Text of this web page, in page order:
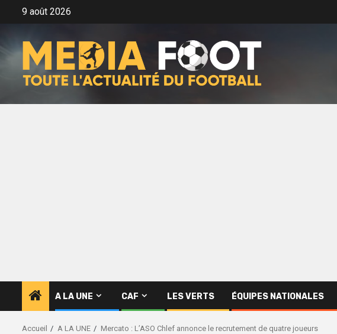
9 août 2026
A LA UNE CAF LES VERTS ÉQUIPES NATIONALES
Accueil A LA UNE Mercato : L’ASO Chlef annonce le recrutement de quatre joueurs